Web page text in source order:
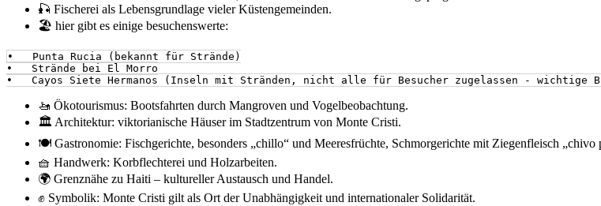
🎣 Fischerei als Lebensgrundlage vieler Küstengemeinden.
🏖️ hier gibt es einige besuchenswerte:
•   Punta Rucia (bekannt für Strände)
•   Strände bei El Morro
•   Cayos Siete Hermanos (Inseln mit Stränden, nicht alle für Besucher zugelassen - wichtige
🚤 Ökotourismus: Bootsfahrten durch Mangroven und Vogelbeobachtung.
🏛️ Architektur: viktorianische Häuser im Stadtzentrum von Monte Cristi.
🍽️ Gastronomie: Fischgerichte, besonders „chillo“ und Meeresfrüchte, Schmorgerichte mit Ziegenfleisch „chivo
🧺 Handwerk: Korbflechterei und Holzarbeiten.
🌍 Grenznähe zu Haiti – kultureller Austausch und Handel.
✊ Symbolik: Monte Cristi gilt als Ort der Unabhängigkeit und internationaler Solidarität.